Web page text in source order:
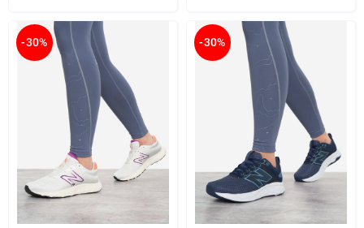
-30% -30%